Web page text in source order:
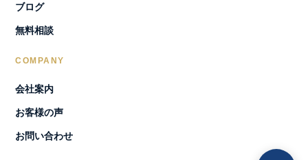
ブログ
無料相談
COMPANY
会社案内
お客様の声
お問い合わせ